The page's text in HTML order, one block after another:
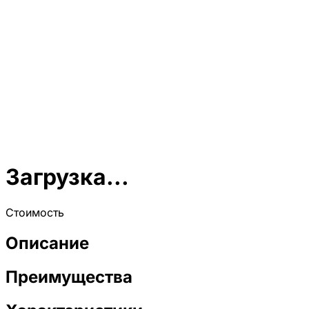
Загрузка...
Стоимость
Описание
Преимущества